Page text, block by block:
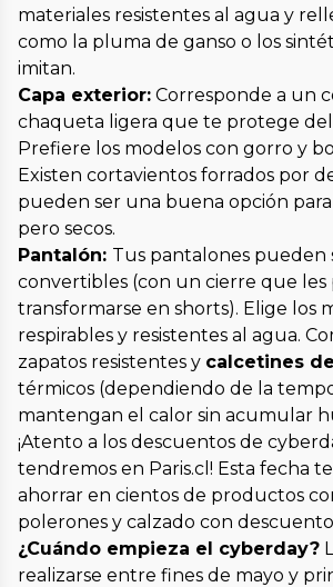
materiales resistentes al agua y
como la pluma de ganso o los
imitan.
Capa exterior: Corresponde a un
chaqueta ligera que te protege del
Prefiere los modelos con gorro y
Existen cortavientos forrados por
pueden ser una buena opción
pero secos.
Pantalón: Tus pantalones pueden
convertibles (con un cierre que les
transformarse en shorts). Elige los
respirables y resistentes al agua.
zapatos resistentes y calcetines
térmicos (dependiendo de la
mantengan el calor sin acumular
¡Atento a los descuentos de
tendremos en Paris.cl! Esta fecha
ahorrar en cientos de productos
polerones y calzado con
¿Cuándo empieza el cyberday?
realizarse entre fines de mayo y